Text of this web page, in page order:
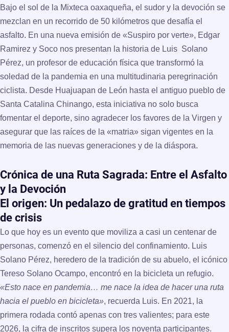
Bajo el sol de la Mixteca oaxaqueña, el sudor y la devoción se
mezclan en un recorrido de 50 kilómetros que desafía el
asfalto. En una nueva emisión de «Suspiro por verte», Edgar
Ramirez y Soco nos presentan la historia de Luis Solano
Pérez, un profesor de educación física que transformó la
soledad de la pandemia en una multitudinaria peregrinación
ciclista. Desde Huajuapan de León hasta el antiguo pueblo de
Santa Catalina Chinango, esta iniciativa no solo busca
fomentar el deporte, sino agradecer los favores de la Virgen y
asegurar que las raíces de la «matria» sigan vigentes en la
memoria de las nuevas generaciones y de la diáspora.
Crónica de una Ruta Sagrada: Entre el Asfalto
y la Devoción
El origen: Un pedalazo de gratitud en tiempos
de crisis
Lo que hoy es un evento que moviliza a casi un centenar de
personas, comenzó en el silencio del confinamiento. Luis
Solano Pérez, heredero de la tradición de su abuelo, el icónico
Tereso Solano Ocampo, encontró en la bicicleta un refugio.
«Esto nace en pandemia… me nace la idea de hacer una ruta
hacia el pueblo en bicicleta», recuerda Luis. En 2021, la
primera rodada contó apenas con tres valientes; para este
2026, la cifra de inscritos supera los noventa participantes.